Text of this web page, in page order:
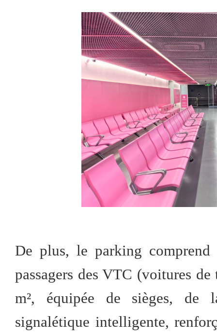
De plus, le parking
passagers des VTC (voitures
m², équipée de sièges, de
signalétique intelligente,